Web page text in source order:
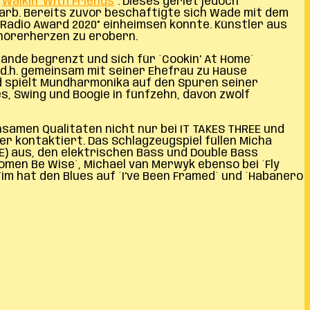
Bereits zuvor beschäftigte sich Wade mit dem
Award 2020” einheimsen konnte. Künstler aus
zu erobern.
begrenzt und sich für ´Cookin’ At Home´
gemeinsam mit seiner Ehefrau zu Hause
Mundharmonika auf den Spuren seiner
Swing und Boogie in fünfzehn, davon zwölf
Qualitäten nicht nur bei IT TAKES THREE und
kontaktiert. Das Schlagzeugspiel füllen Micha
aus, den elektrischen Bass und Double Bass
Be Wise´, Michael van Merwyk ebenso bei ´Fly
den Blues auf ´I’ve Been Framed´ und ´Habanero